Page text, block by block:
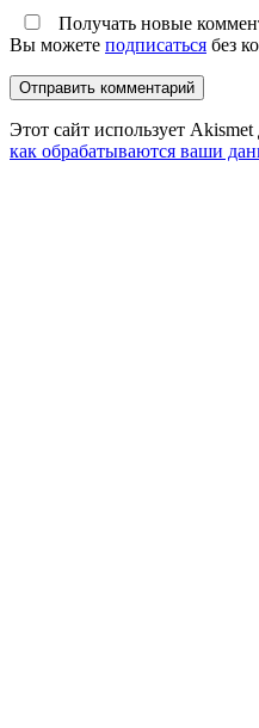
Получать новые
Вы можете подписаться без
Этот сайт использует
как обрабатываются ваши